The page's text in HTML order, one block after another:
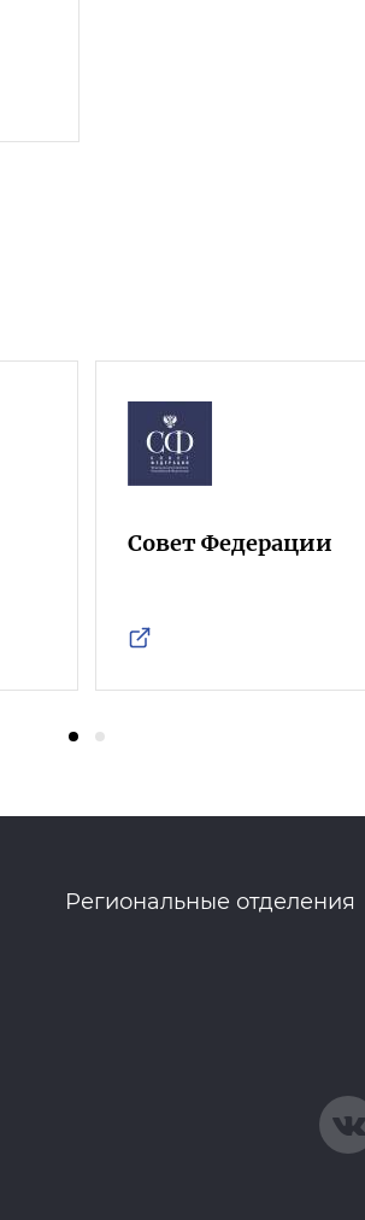
Совет Федерации
Региональные отделения